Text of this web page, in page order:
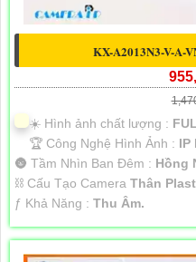
KX-A2013N3-V-A-
☀️ Hình ảnh chất lượng :
🏆 Công Nghệ Hình Ảnh : IP
🌚 Tầm Nhìn Ban Đêm : Hồng
⛓ Cấu Tạo Camera Thân
️ƒ Khả Năng : Thu Âm.